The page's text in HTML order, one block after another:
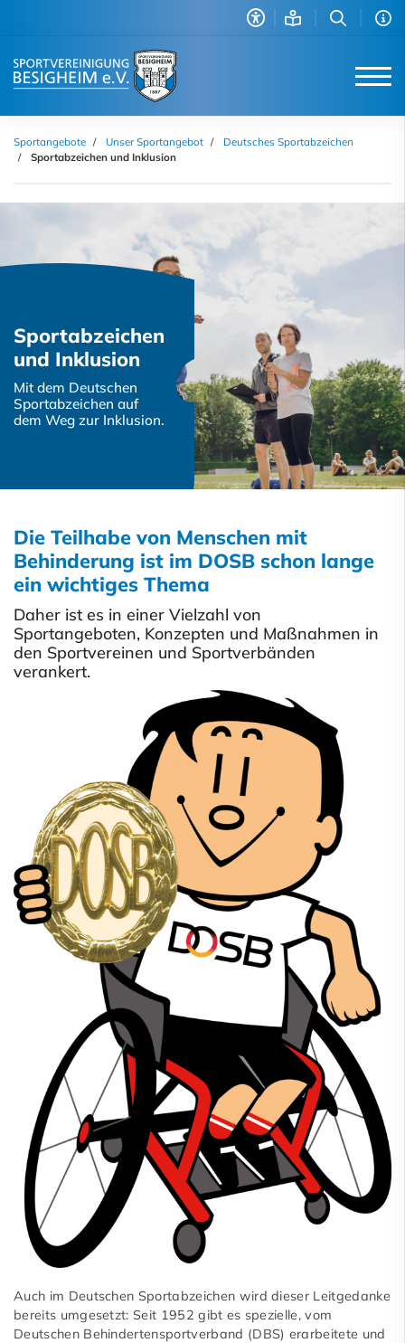
Sportangebote Unser Sportangebot
Deutsches Sportabzeichen
Sportabzeichen und Inklusion
Sportabzeichen
und Inklusion
Mit dem Deutschen
Sportabzeichen auf
dem Weg zur Inklusion.
Die Teilhabe von Menschen mit
Behinderung ist im DOSB schon lange
ein wichtiges Thema
Daher ist es in einer Vielzahl von
Sportangeboten, Konzepten und Maßnahmen in
den Sportvereinen und Sportverbänden
verankert.
Auch im Deutschen Sportabzeichen wird dieser Leitgedanke
bereits umgesetzt: Seit 1952 gibt es spezielle, vom
Deutschen Behindertensportverband (DBS) erarbeitete und